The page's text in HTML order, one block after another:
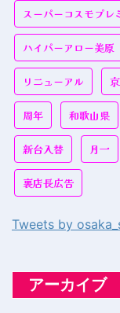
スーパーコスモプレ
ハイパーアロー美原
リニューアル
周年 和歌山県
新台入替 月一
裏店長広告
Tweets by
アーカイブ